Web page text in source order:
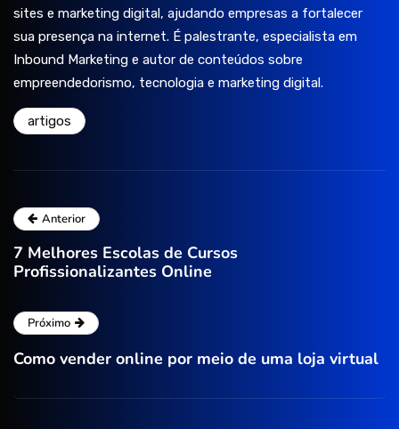
sites e marketing digital, ajudando empresas a fortalecer
sua presença na internet. É palestrante, especialista em
Inbound Marketing e autor de conteúdos sobre
empreendedorismo, tecnologia e marketing digital.
artigos
Anterior
7 Melhores Escolas de Cursos
Profissionalizantes Online
Próximo
Como vender online por meio de uma loja virtual